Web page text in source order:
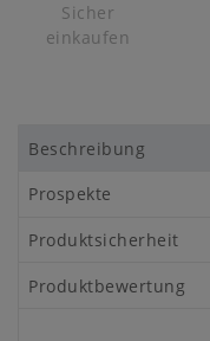
Sicher
einkaufen
Beschreibung
Prospekte
Produktsicherheit
Produktbewertung